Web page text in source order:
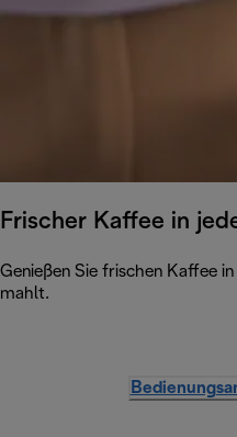
Frischer Kaffee in
Genießen Sie frischen Kaffee
mahlt.